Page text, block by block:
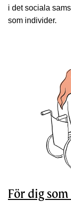
i det sociala
som individer.
För dig